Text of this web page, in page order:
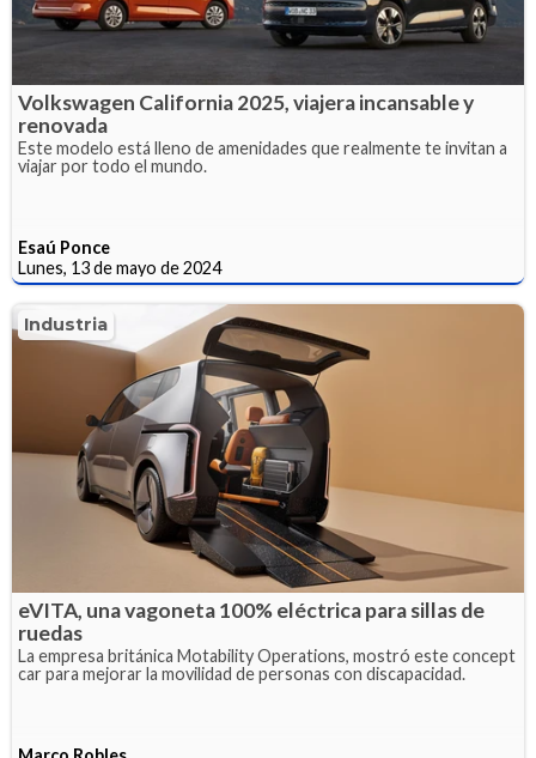
Volkswagen California 2025, viajera incansable y
renovada
Este modelo está lleno de amenidades que realmente te invitan a
viajar por todo el mundo.
Esaú Ponce
Lunes, 13 de mayo de 2024
Industria
eVITA, una vagoneta 100% eléctrica para sillas de
ruedas
La empresa británica Motability Operations, mostró este concept
car para mejorar la movilidad de personas con discapacidad.